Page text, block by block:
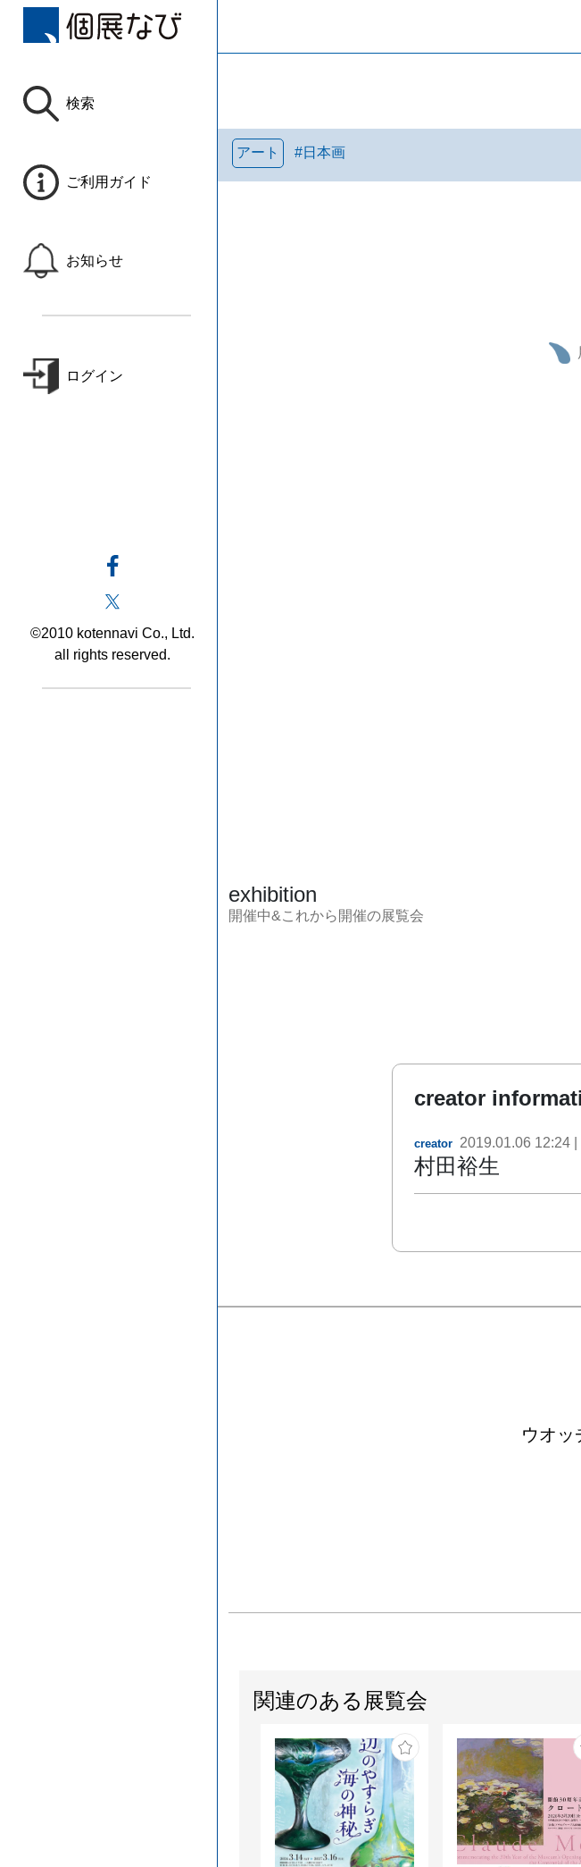
検索
ご利用ガイド
お知らせ
ログイン
©2010 kotennavi Co., Ltd.
all rights reserved.
アート #日本画
exhibition
開催中&これから開催の展覧会
creator
creator 2019.01.06 12:24
村田裕生
ウオッ
関連のある展覧会